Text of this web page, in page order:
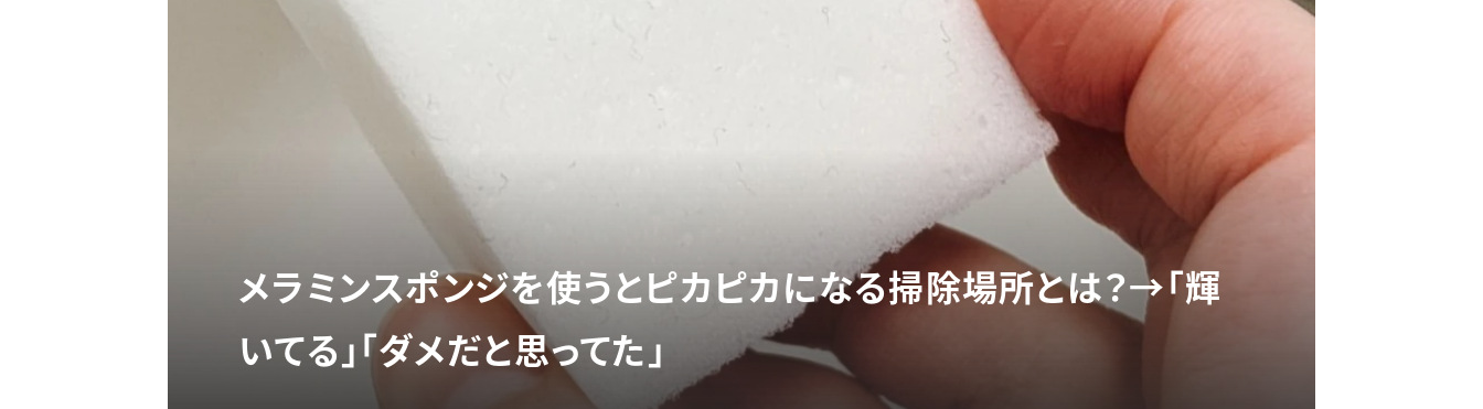
メラミンスポンジを使うとピカピカになる掃除場所とは？→「輝
いてる」「ダメだと思ってた」